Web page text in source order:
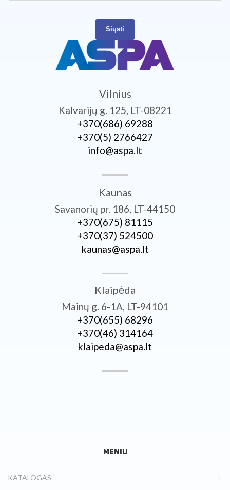
Siųsti
Vilnius
Kalvarijų g. 125, LT-08221
+370­(686) 69288
+370­(5) 2766427
info@aspa.lt
Kaunas
Savanorių pr. 186, LT-44150
+370­(675) 81115
+370­(37) 524500
kaunas@aspa.lt
Klaipėda
Mainų g. 6-1A, LT-94101
+370­(655) 68296
+370­(46) 314164
klaipeda@aspa.lt
MENIU
KATALOGAS